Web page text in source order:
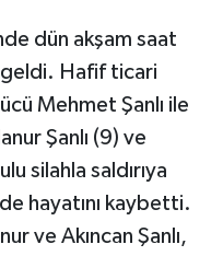
dün akşam saat
geldi. Hafif ticari
Mehmet Şanlı ile
Şanlı (9) ve
silahla saldırıya
hayatını kaybetti.
ve Akıncan Şanlı,